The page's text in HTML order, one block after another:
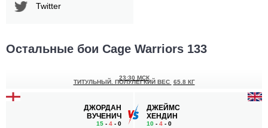
Twitter
Остальные бои Cage Warriors 133
ДЖОРДАН
ВУЧЕНИЧ
15 - 4 - 0
23:30 МСК
ТИТУЛЬНЫЙ. ПОЛУЛЕГКИЙ ВЕС 65.8 КГ
ДЖЕЙМС
ХЕНДИН
10 - 4 - 0